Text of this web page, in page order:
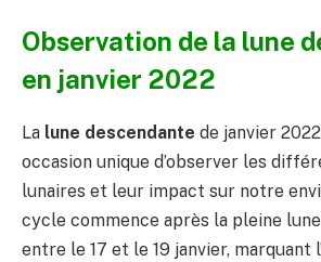
Observation de la lune
en janvier 2022
La lune descendante de janvier
occasion unique d’observer les
lunaires et leur impact sur notre
cycle commence après la pleine
entre le 17 et le 19 janvier, marquant